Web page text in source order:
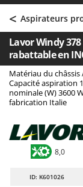
Aérateurs
Aspirateurs
Atomiseurs
AgriEuro
AgriEuro
AGT
Aima
Airmec
AL-KO
ALA 2000
Alce
Alpina
Ama
< Aspirateurs
Lavor Windy
rabattable en
Matériau du châssis
Capacité aspiration
nominale (W) 3600
fabrication Italie
8,0
ID: K601026